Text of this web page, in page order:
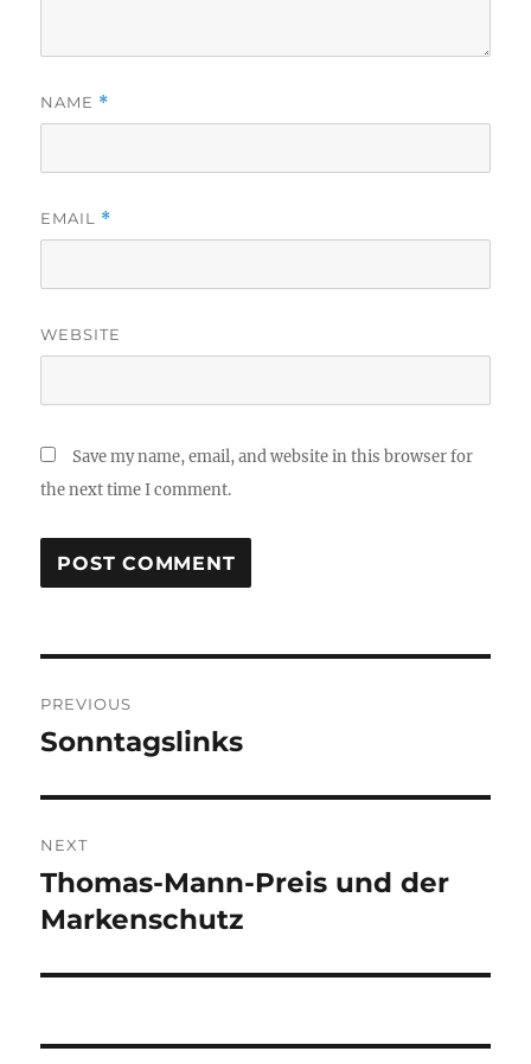
NAME *
EMAIL *
WEBSITE
Save my name, email, and website in this browser for
the next time I comment.
navigation
PREVIOUS
Previous
Sonntagslinks
NEXT
Next
post:
Thomas-Mann-Preis und der
Markenschutz